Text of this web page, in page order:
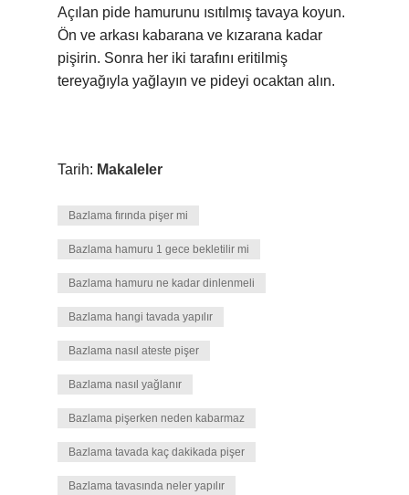
Açılan pide hamurunu ısıtılmış tavaya koyun.
Ön ve arkası kabarana ve kızarana kadar
pişirin. Sonra her iki tarafını eritilmiş
tereyağıyla yağlayın ve pideyi ocaktan alın.
Tarih: Makaleler
Bazlama fırında pişer mi
Bazlama hamuru 1 gece bekletilir mi
Bazlama hamuru ne kadar dinlenmeli
Bazlama hangi tavada yapılır
Bazlama nasıl ateste pişer
Bazlama nasıl yağlanır
Bazlama pişerken neden kabarmaz
Bazlama tavada kaç dakikada pişer
Bazlama tavasında neler yapılır